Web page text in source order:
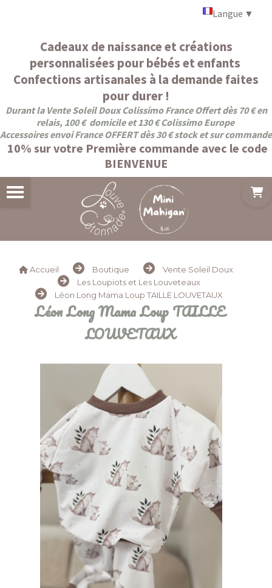
Cadeaux de naissance et créations
personnalisées pour bébés et enfants
Confections artisanales à la demande faites
pour durer !
Durant la Vente Soleil Doux Colissimo France Offert dès 70 € en
relais, 100 € domicile et 130 € Colissimo Europe
Accessoires envoi France OFFERT dès 30 € stock et sur commande
10% sur votre Première commande avec le code
BIENVENUE
Accueil Boutique
Vente Soleil Doux
Les Loupiots et Les Louveteaux
Léon Long Mama Loup TAILLE LOUVETAUX
Léon Long Mama Loup TAILLE
LOUVETAUX
Langue ▼